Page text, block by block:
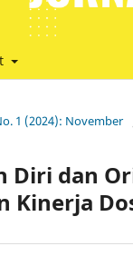
1 (2024): November
Diri dan
Kinerja